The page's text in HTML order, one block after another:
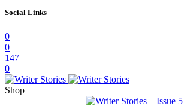
Social Links
0
0
147
0
Shop